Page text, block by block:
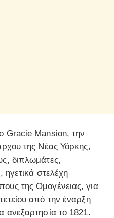
Gracie Mansion, την
της Νέας Υόρκης,
διπλωμάτες,
ηγετικά στελέχη
της Ομογένειας, για
από την έναρξη
ανεξαρτησία το 1821.